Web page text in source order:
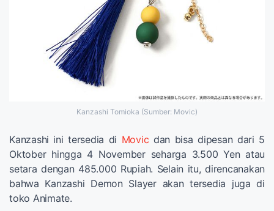
Kanzashi Tomioka (Sumber: Movic)
Kanzashi ini tersedia di Movic dan bisa dipesan dari 5
Oktober hingga 4 November seharga 3.500 Yen atau
setara dengan 485.000 Rupiah. Selain itu, direncanakan
bahwa Kanzashi Demon Slayer akan tersedia juga di
toko Animate.